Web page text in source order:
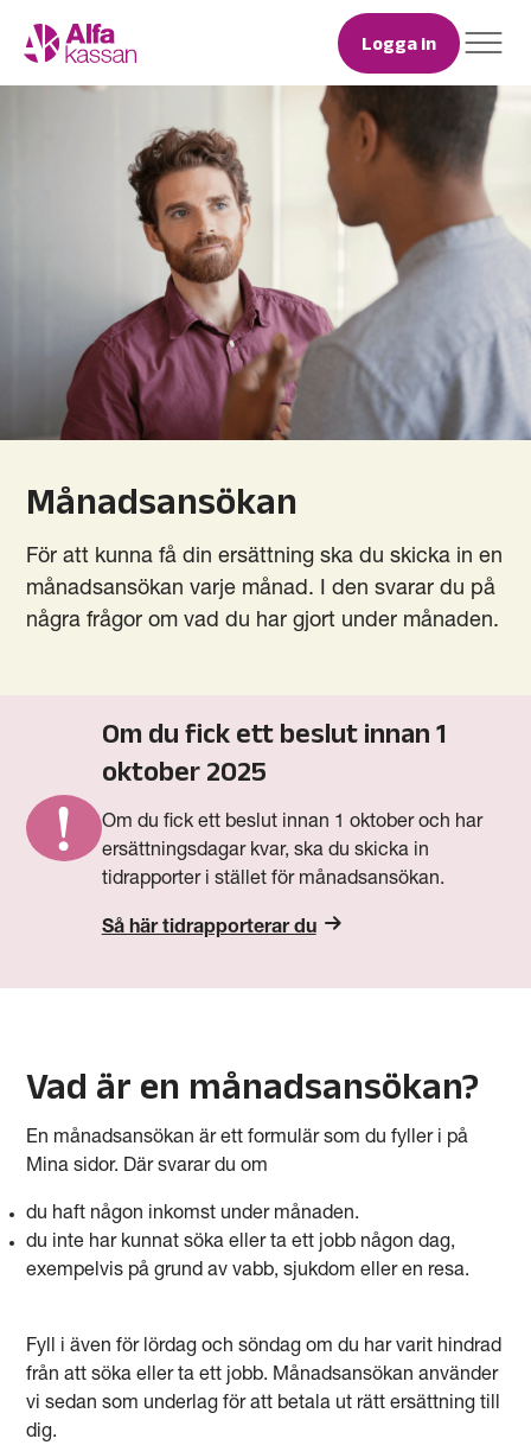
Logga in
Månadsansökan
För att kunna få din ersättning ska du skicka in en
månadsansökan varje månad. I den svarar du på
några frågor om vad du har gjort under månaden.
Om du fick ett beslut innan 1
oktober 2025
Om du fick ett beslut innan 1 oktober och har
ersättningsdagar kvar, ska du skicka in
tidrapporter i stället för månadsansökan.
Så här tidrapporterar du
Vad är en månadsansökan?
En månadsansökan är ett formulär som du fyller i på
Mina sidor. Där svarar du om
du haft någon inkomst under månaden.
du inte har kunnat söka eller ta ett jobb någon dag,
exempelvis på grund av vabb, sjukdom eller en resa.
Fyll i även för lördag och söndag om du har varit hindrad
från att söka eller ta ett jobb. Månadsansökan använder
vi sedan som underlag för att betala ut rätt ersättning till
dig.